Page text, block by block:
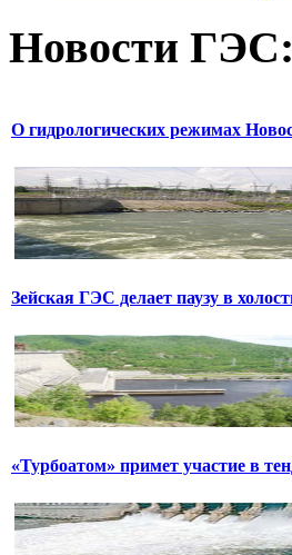
Новости ГЭС:
О гидрологических режимах
Зейская ГЭС делает паузу в
«Турбоатом» примет участие в